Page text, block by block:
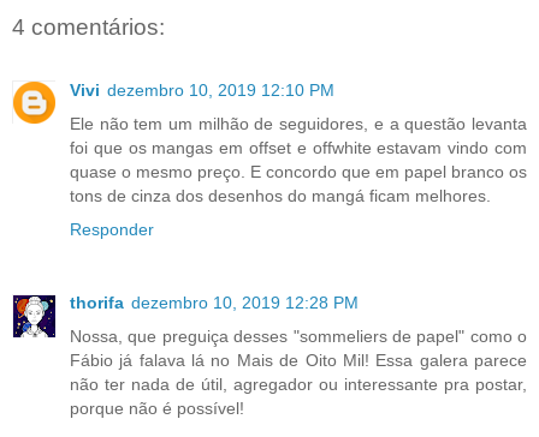
4 comentários:
Vivi dezembro 10, 2019 12:10 PM
Ele não tem um milhão de seguidores, e a questão levanta
foi que os mangas em offset e offwhite estavam vindo com
quase o mesmo preço. E concordo que em papel branco os
tons de cinza dos desenhos do mangá ficam melhores.
Responder
thorifa dezembro 10, 2019 12:28 PM
Nossa, que preguiça desses "sommeliers de papel" como o
Fábio já falava lá no Mais de Oito Mil! Essa galera parece
não ter nada de útil, agregador ou interessante pra postar,
porque não é possível!